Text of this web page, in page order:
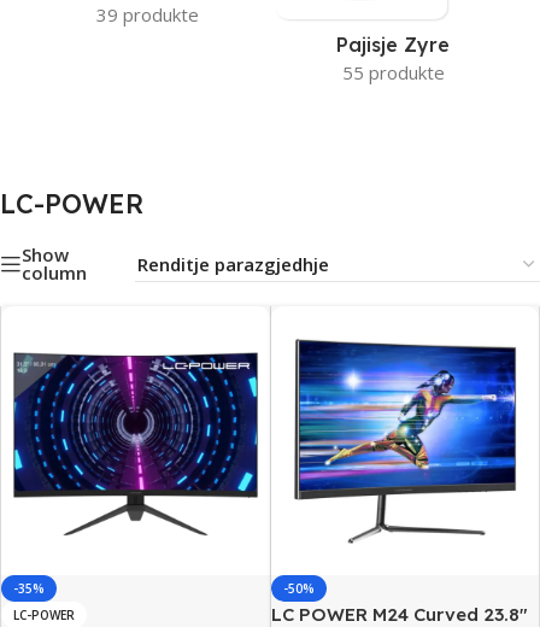
39 produkte
Pajisje Zyre
55 produkte
LC-POWER
Show
column
-35%
LC-POWER
-50%
LC POWER M24 Curved 23.8″